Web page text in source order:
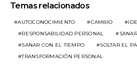
Temas relacionados
AUTOCONOCIMIENTO CAMBIO
RESPONSABILIDAD PERSONAL
SANAR
SANAR CON EL TIEMPO
SOLTAR EL
TRANSFORMACIÓN PERSONAL